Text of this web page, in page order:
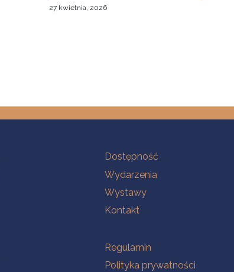
27 kwietnia, 2026
Na skróty
Dostępność
Wydarzenia
Wystawy
Kontakt
Na skróty
Regulamin
Polityka prywatności